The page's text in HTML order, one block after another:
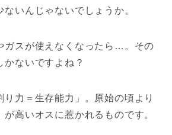
ないんじゃないでしょうか。
ガスが使えなくなったら…。その
かないですよね？
り力＝生存能力」。原始の頃より
が高いオスに惹かれるものです。